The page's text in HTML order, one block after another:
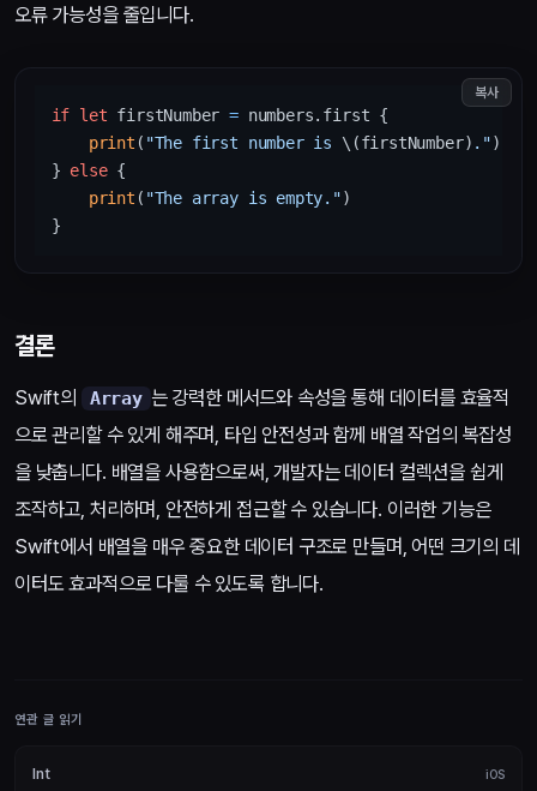
오류 가능성을 줄입니다.
if let firstNumber = numbers.first {
print ( "The first number is \(firstNumber) .")
} else {
print ( "The array is empty.")
복사
결론
Swift의 Array 는 강력한 메서드와 속성을 통해 데이터를 효율적
으로 관리할 수 있게 해주며, 타입 안전성과 함께 배열 작업의 복잡성
을 낮춥니다. 배열을 사용함으로써, 개발자는 데이터 컬렉션을 쉽게
조작하고, 처리하며, 안전하게 접근할 수 있습니다. 이러한 기능은
Swift에서 배열을 매우 중요한 데이터 구조로 만들며, 어떤 크기의 데
이터도 효과적으로 다룰 수 있도록 합니다.
연관 글 읽기
Int iOS